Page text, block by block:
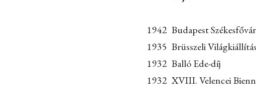
1942 Budapest
1935 Brüsszeli
1932 Balló Ede-díj
1932 XVIII. Velencei